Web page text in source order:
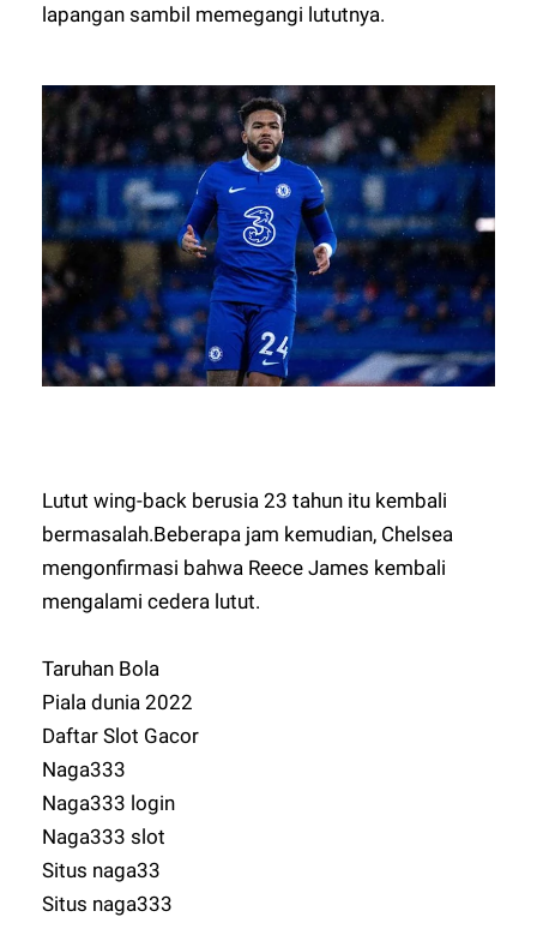
lapangan sambil memegangi lututnya.
Lutut wing-back berusia 23 tahun itu kembali
bermasalah.Beberapa jam kemudian, Chelsea
mengonfirmasi bahwa Reece James kembali
mengalami cedera lutut.
Taruhan Bola
Piala dunia 2022
Daftar Slot Gacor
Naga333
Naga333 login
Naga333 slot
Situs naga33
Situs naga333